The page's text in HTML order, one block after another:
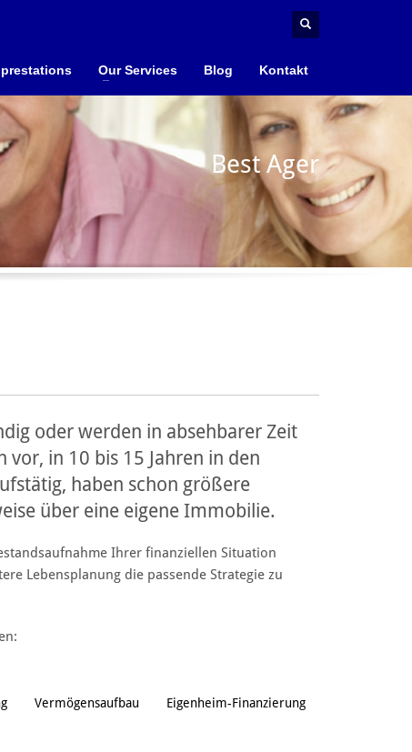
Our Services Blog Kontakt
Best Ager
oder werden in absehbarer Zeit
vor, in 10 bis 15 Jahren in den
haben schon größere
über eine eigene Immobilie.
Ihrer finanziellen Situation
Lebensplanung die passende Strategie zu
Vermögensaufbau Eigenheim-Finanzierung